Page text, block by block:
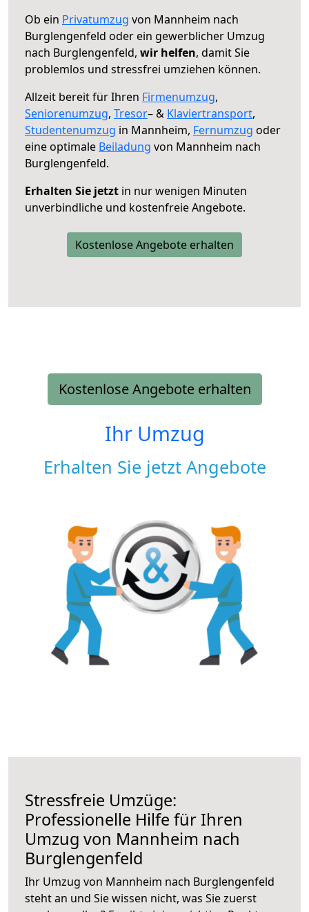
Ob ein Privatumzug von Mannheim nach
Burglengenfeld oder ein gewerblicher Umzug
nach Burglengenfeld, wir helfen, damit Sie
problemlos und stressfrei umziehen können.
Allzeit bereit für Ihren Firmenumzug,
Seniorenumzug, Tresor– & Klaviertransport,
Studentenumzug in Mannheim, Fernumzug oder
eine optimale Beiladung von Mannheim nach
Burglengenfeld.
Erhalten Sie jetzt in nur wenigen Minuten
unverbindliche und kostenfreie Angebote.
Kostenlose Angebote erhalten
Kostenlose Angebote erhalten
Ihr Umzug
Erhalten Sie jetzt Angebote
Stressfreie Umzüge:
Professionelle Hilfe für Ihren
Umzug von Mannheim nach
Burglengenfeld
Ihr Umzug von Mannheim nach Burglengenfeld
steht an und Sie wissen nicht, was Sie zuerst